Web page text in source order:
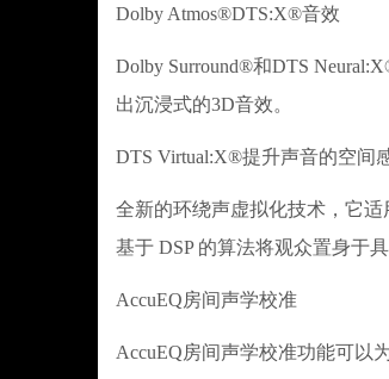
Dolby Atmos®DTS:X®音效
Dolby Surround®和DTS
出沉浸式的3D音效。
DTS Virtual:X®提升声音的空间
全新的环绕声虚拟化技术，它适
基于 DSP 的算法将观众置身于
AccuEQ房间声学校准
AccuEQ房间声学校准功能可以